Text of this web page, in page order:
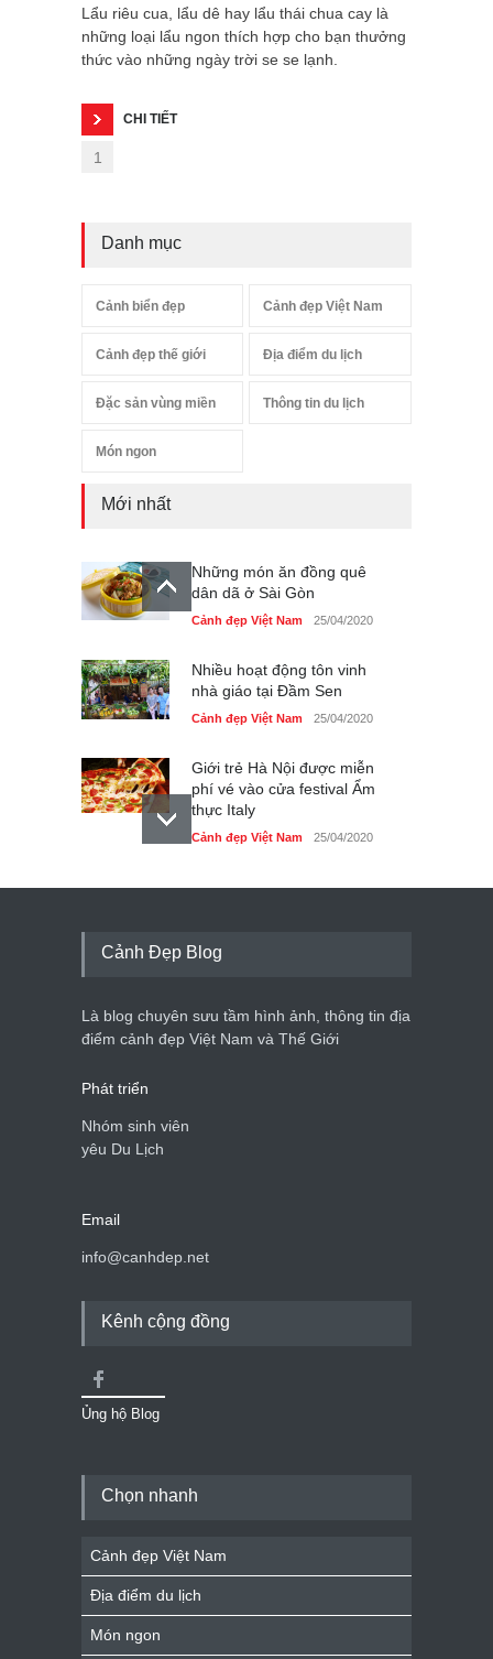
Lẩu riêu cua, lẩu dê hay lẩu thái chua cay là
những loại lẩu ngon thích hợp cho bạn thưởng
thức vào những ngày trời se se lạnh.
CHI TIẾT
1
Danh mục
Cảnh biển đẹp Cảnh đẹp Việt Nam
Cảnh đẹp thế giới Địa điểm du lịch
Đặc sản vùng miền Thông tin du lịch
Món ngon
Mới nhất
Những món ăn đồng quê
dân dã ở Sài Gòn
Cảnh đẹp Việt Nam 25/04/2020
Nhiều hoạt động tôn vinh
nhà giáo tại Đầm Sen
Cảnh đẹp Việt Nam 25/04/2020
Giới trẻ Hà Nội được miễn
phí vé vào cửa festival Ẩm
thực Italy
Cảnh đẹp Việt Nam 25/04/2020
Tam giác mạch khoe sắc
du lịch quốc gia
Cảnh đẹp Việt Nam 24/04/2020
Cảnh Đẹp Blog
Là blog chuyên sưu tầm hình ảnh, thông tin địa
điểm cảnh đẹp Việt Nam và Thế Giới
Phát triển
Nhóm sinh viên
yêu Du Lịch
Email
info@canhdep.net
Kênh cộng đồng
Ủng hộ Blog
Chọn nhanh
Cảnh đẹp Việt Nam
Địa điểm du lịch
Món ngon